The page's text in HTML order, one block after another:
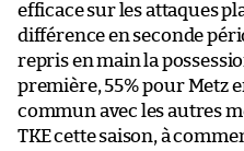
efficace sur les attaques
différence en seconde
repris en main la
première, 55% pour Metz
commun avec les autres
TKE cette saison, à